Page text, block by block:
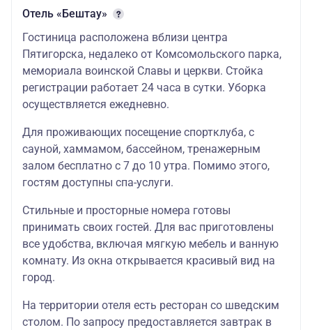
Отель «Бештау»
Гостиница расположена вблизи центра
Пятигорска, недалеко от Комсомольского парка,
мемориала воинской Славы и церкви. Стойка
регистрации работает 24 часа в сутки. Уборка
осуществляется ежедневно.
Для проживающих посещение спортклуба, с
сауной, хаммамом, бассейном, тренажерным
залом бесплатно с 7 до 10 утра. Помимо этого,
гостям доступны спа-услуги.
Стильные и просторные номера готовы
принимать своих гостей. Для вас приготовлены
все удобства, включая мягкую мебель и ванную
комнату. Из окна открывается красивый вид на
город.
На территории отеля есть ресторан со шведским
столом. По запросу предоставляется завтрак в